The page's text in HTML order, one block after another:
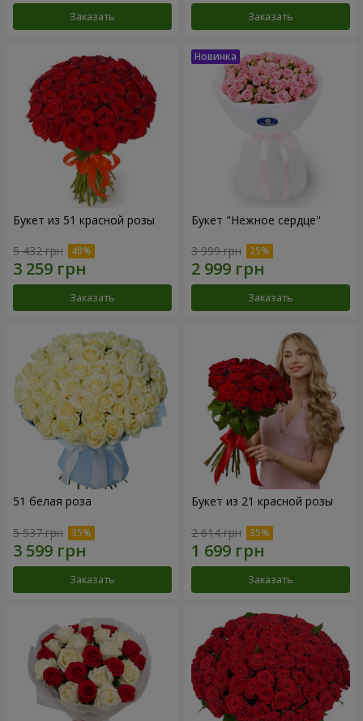
Заказать Заказать
Букет из 51 красной розы
5 432 грн
Заказать
Букет "Нежное сердце"
3 999 грн
Заказать
51 белая роза
5 537 грн
Заказать
Букет из 21 красной розы
2 614 грн
Заказать